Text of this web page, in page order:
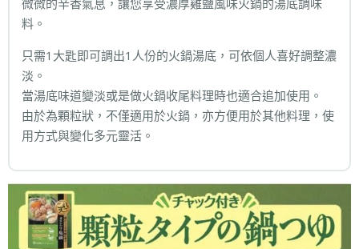
料。
只需1大匙即可調出1人份的火鍋湯底，可依個人喜好調整濃
淡。
當湯底味道變淡或是做火鍋收尾料理時也適合追加使用。
由於為顆粒狀，不僅適用於火鍋，亦方便用於其他料理，使
用方式與變化多元靈活。